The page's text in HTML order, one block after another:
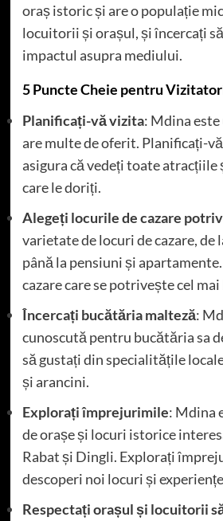
oraș istoric și are o populație
locuitorii și orașul, și încercați
impactul asupra mediului.
5 Puncte Cheie pentru
Planificați-vă vizita: Mdina este
are multe de oferit. Planificați-
asigura că vedeți toate atracțiile
care le doriți.
Alegeți locurile de cazare
varietate de locuri de cazare, de
până la pensiuni și
cazare care se potrivește cel
Încercați bucătăria malteză:
cunoscută pentru bucătăria sa
să gustați din specialitățile
și arancini.
Explorați împrejurimile: Mdina
de orașe și locuri istorice
Rabat și Dingli. Explorați
descoperi noi locuri și
Respectați orașul și locuitorii